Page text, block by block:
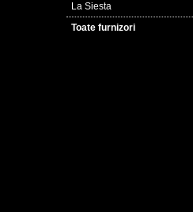
La Siesta
Toate furnizori